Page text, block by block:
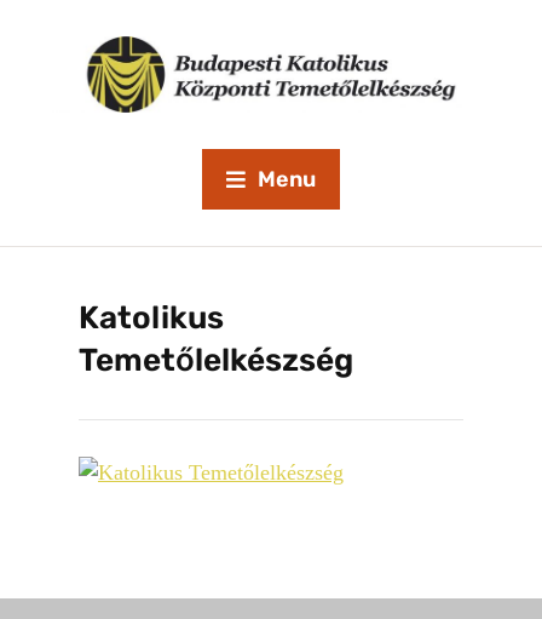
Menu
Katolikus
Temetőlelkészség